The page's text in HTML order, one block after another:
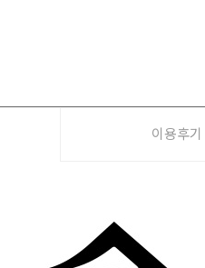
이용후기